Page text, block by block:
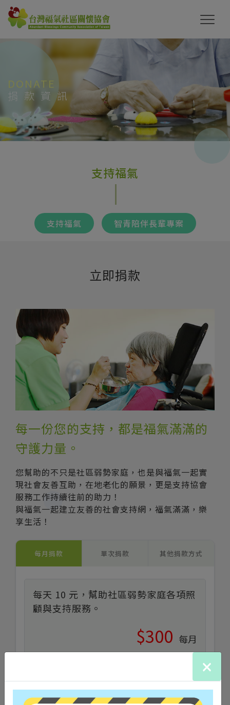
×
DONATE
捐款資訊
支持福氣
支持福氣 智青陪伴長輩專案
立即捐款
每一份您的支持，都是福氣滿滿的
守護力量。
您幫助的不只是社區弱勢家庭，也是與福氣一起實
現社會友善互助，在地老化的願景，更是支持協會
服務工作持續往前的助力！
與福氣一起建立友善的社會支持網，福氣滿滿，樂
享生活！
每月捐款 單次捐款 其他捐款方式
每天 10 元，幫助社區弱勢家庭各項照
顧與支持服務。
$300 每月
會。